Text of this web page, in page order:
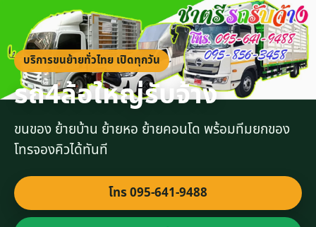
บริการขนย้ายทั่วไทย เปิดทุกวัน
รถ4ล้อใหญ่รับจ้าง
ขนของ ย้ายบ้าน ย้ายหอ ย้ายคอนโด พร้อมทีมยกของ
โทรจองคิวได้ทันที
โทร 095-641-9488